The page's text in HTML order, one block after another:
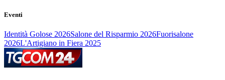
Eventi
Identità Golose 2026Salone del Risparmio 2026Fuorisalone
2026L'Artigiano in Fiera 2025